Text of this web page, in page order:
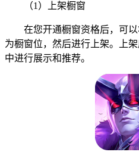
（1）上架橱窗
在您开通橱窗资格后，可以
为橱窗位，然后进行上架。上
中进行展示和推荐。